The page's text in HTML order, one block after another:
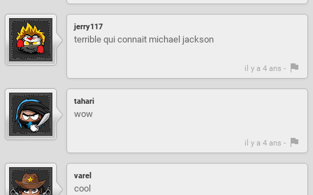
jerry117
terrible qui connait michael jackson
il y a 4 ans -
tahari
wow
il y a 4 ans -
varel
cool